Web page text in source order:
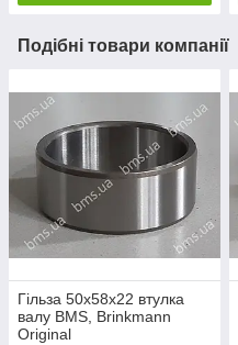
Подібні товари компанії
Гільза 50x58x22 втулка
валу BMS, Brinkmann
Original